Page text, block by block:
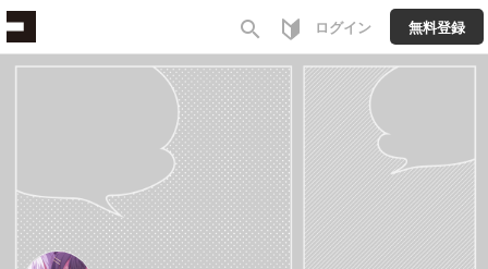
search ログイン 無料登録